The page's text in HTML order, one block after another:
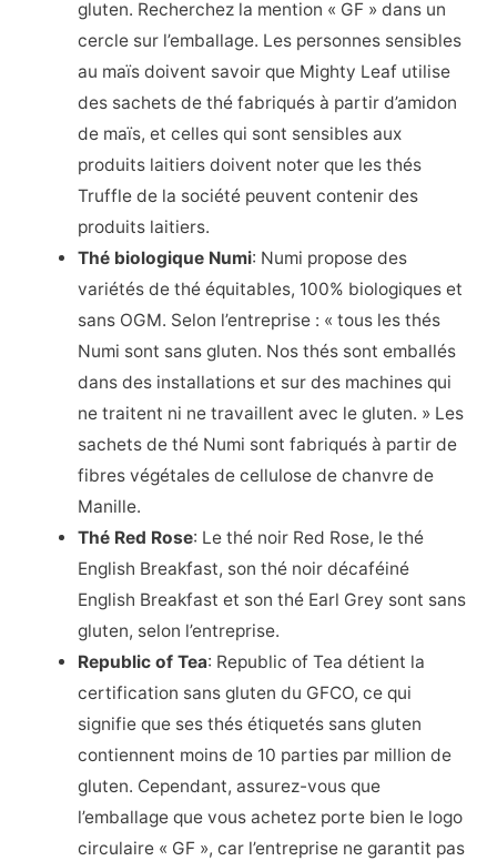
gluten. Recherchez la mention « GF » dans un
cercle sur l’emballage. Les personnes sensibles
au maïs doivent savoir que Mighty Leaf utilise
des sachets de thé fabriqués à partir d’amidon
de maïs, et celles qui sont sensibles aux
produits laitiers doivent noter que les thés
Truffle de la société peuvent contenir des
produits laitiers.
Thé biologique Numi: Numi propose des
variétés de thé équitables, 100% biologiques et
sans OGM. Selon l’entreprise : « tous les thés
Numi sont sans gluten. Nos thés sont emballés
dans des installations et sur des machines qui
ne traitent ni ne travaillent avec le gluten. » Les
sachets de thé Numi sont fabriqués à partir de
fibres végétales de cellulose de chanvre de
Manille.
Thé Red Rose: Le thé noir Red Rose, le thé
English Breakfast, son thé noir décaféiné
English Breakfast et son thé Earl Grey sont sans
gluten, selon l’entreprise.
Republic of Tea: Republic of Tea détient la
certification sans gluten du GFCO, ce qui
signifie que ses thés étiquetés sans gluten
contiennent moins de 10 parties par million de
gluten. Cependant, assurez-vous que
l’emballage que vous achetez porte bien le logo
circulaire « GF », car l’entreprise ne garantit pas